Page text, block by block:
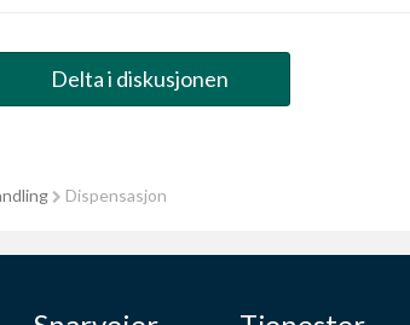
Delta i diskusjonen
Dispensasjon